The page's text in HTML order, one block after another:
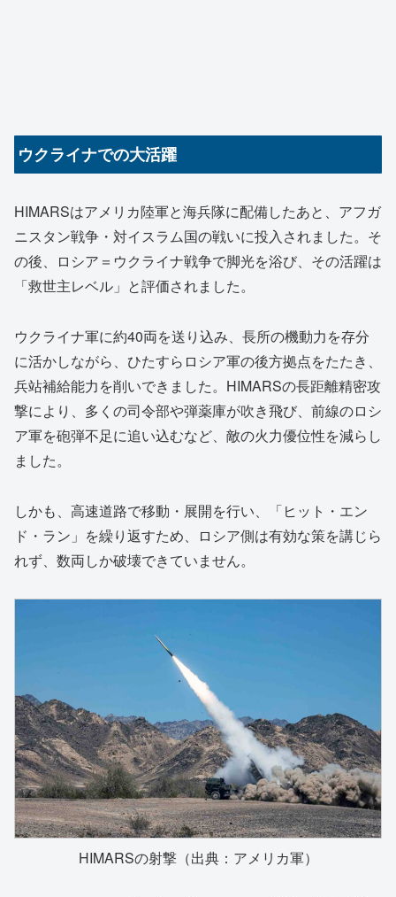
ウクライナでの大活躍
HIMARSはアメリカ陸軍と海兵隊に配備したあと、アフガ
ニスタン戦争・対イスラム国の戦いに投入されました。そ
の後、ロシア＝ウクライナ戦争で脚光を浴び、その活躍は
「救世主レベル」と評価されました。
ウクライナ軍に約40両を送り込み、長所の機動力を存分
に活かしながら、ひたすらロシア軍の後方拠点をたたき、
兵站補給能力を削いできました。HIMARSの長距離精密攻
撃により、多くの司令部や弾薬庫が吹き飛び、前線のロシ
ア軍を砲弾不足に追い込むなど、敵の火力優位性を減らし
ました。
しかも、高速道路で移動・展開を行い、「ヒット・エン
ド・ラン」を繰り返すため、ロシア側は有効な策を講じら
れず、数両しか破壊できていません。
HIMARSの射撃（出典：アメリカ軍）